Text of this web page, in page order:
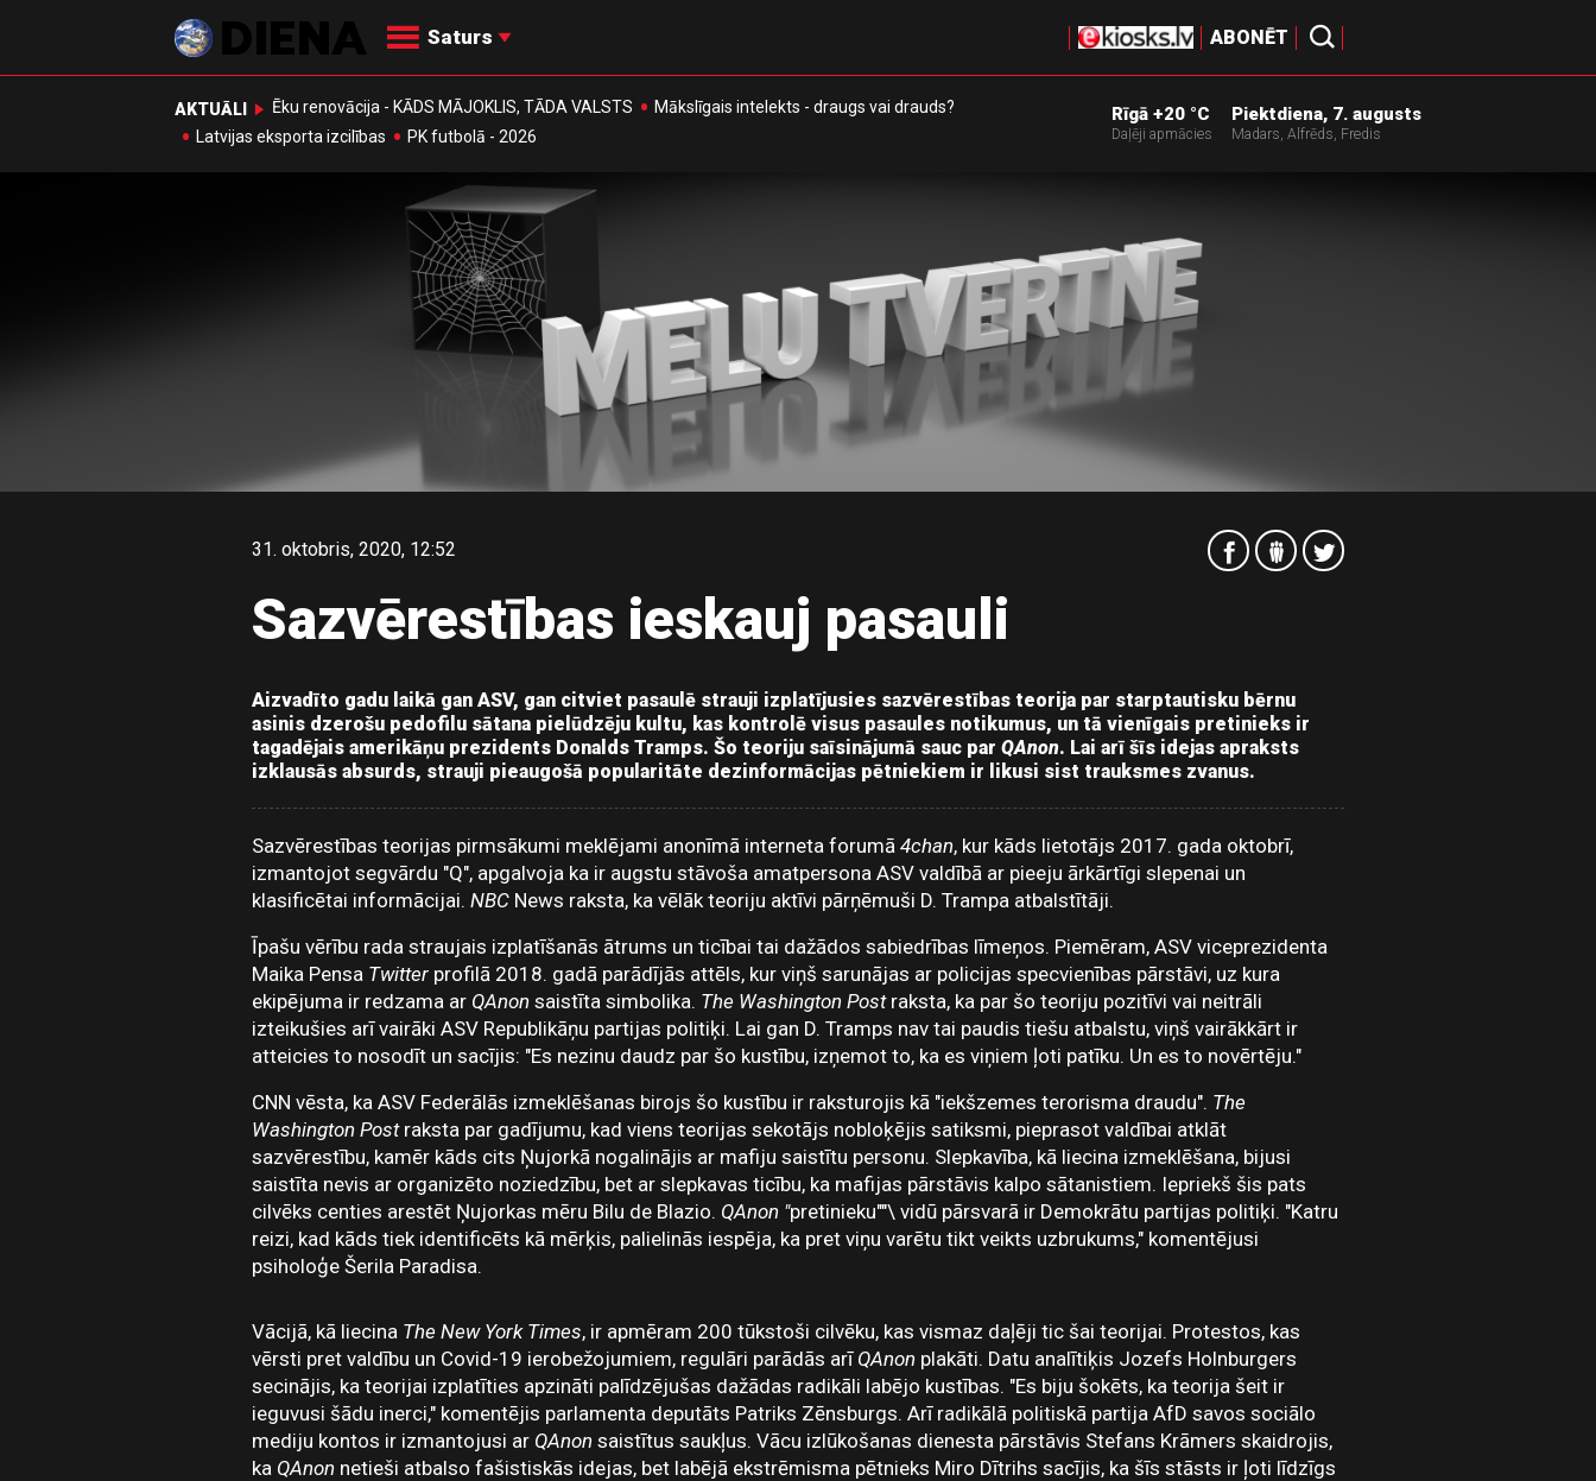
Saturs ABONĒT
AKTUĀLI Ēku renovācija - KĀDS MĀJOKLIS, TĀDA VALSTS
Mākslīgais intelekts - draugs vai drauds?
Latvijas eksporta izcilības
PK futbolā - 2026
Rīgā +20 °C
Daļēji apmācies
Piektdiena, 7. augusts
Madars, Alfrēds, Fredis
31. oktobris, 2020, 12:52
Sazvērestības ieskauj pasauli
Aizvadīto gadu laikā gan ASV, gan citviet pasaulē strauji izplatījusies sazvērestības teorija par starptautisku bērnu
asinis dzerošu pedofilu sātana pielūdzēju kultu, kas kontrolē visus pasaules notikumus, un tā vienīgais pretinieks ir
tagadējais amerikāņu prezidents Donalds Tramps. Šo teoriju saīsinājumā sauc par QAnon. Lai arī šīs idejas apraksts
izklausās absurds, strauji pieaugošā popularitāte dezinformācijas pētniekiem ir likusi sist trauksmes zvanus.
Sazvērestības teorijas pirmsākumi meklējami anonīmā interneta forumā 4chan, kur kāds lietotājs 2017. gada oktobrī,
izmantojot segvārdu "Q", apgalvoja ka ir augstu stāvoša amatpersona ASV valdībā ar pieeju ārkārtīgi slepenai un
klasificētai informācijai. NBC News raksta, ka vēlāk teoriju aktīvi pārņēmuši D. Trampa atbalstītāji.
Īpašu vērību rada straujais izplatīšanās ātrums un ticībai tai dažādos sabiedrības līmeņos. Piemēram, ASV viceprezidenta
Maika Pensa Twitter profilā 2018. gadā parādījās attēls, kur viņš sarunājas ar policijas specvienības pārstāvi, uz kura
ekipējuma ir redzama ar QAnon saistīta simbolika. The Washington Postraksta, ka par šo teoriju pozitīvi vai neitrāli
izteikušies arī vairāki ASV Republikāņu partijas politiķi. Lai gan D. Tramps nav tai paudis tiešu atbalstu, viņš vairākkārt ir
atteicies to nosodīt un sacījis: "Es nezinu daudz par šo kustību, izņemot to, ka es viņiem ļoti patīku. Un es to novērtēju."
CNN vēsta, ka ASV Federālās izmeklēšanas birojs šo kustību ir raksturojis kā "iekšzemes terorisma draudu". The
Washington Postraksta par gadījumu, kad viens teorijas sekotājs nobloķējis satiksmi, pieprasot valdībai atklāt
sazvērestību, kamēr kāds cits Ņujorkā nogalinājis ar mafiju saistītu personu. Slepkavība, kā liecina izmeklēšana, bijusi
saistīta nevis ar organizēto noziedzību, bet ar slepkavas ticību, ka mafijas pārstāvis kalpo sātanistiem. Iepriekš šis pats
cilvēks centies arestēt Ņujorkas mēru Bilu de Blazio. QAnon "pretinieku""\ vidū pārsvarā ir Demokrātu partijas politiķi. "Katru
reizi, kad kāds tiek identificēts kā mērķis, palielinās iespēja, ka pret viņu varētu tikt veikts uzbrukums," komentējusi
psiholoģe Šerila Paradisa.
Vācijā, kā liecina The New York Times, ir apmēram 200 tūkstoši cilvēku, kas vismaz daļēji tic šai teorijai. Protestos, kas
vērsti pret valdību un Covid-19 ierobežojumiem, regulāri parādās arī QAnon plakāti. Datu analītiķis Jozefs Holnburgers
secinājis, ka teorijai izplatīties apzināti palīdzējušas dažādas radikāli labējo kustības. "Es biju šokēts, ka teorija šeit ir
ieguvusi šādu inerci," komentējis parlamenta deputāts Patriks Zēnsburgs. Arī radikālā politiskā partija AfD savos sociālo
mediju kontos ir izmantojusi ar QAnon saistītus saukļus. Vācu izlūkošanas dienesta pārstāvis Stefans Krāmers skaidrojis,
ka QAnon netieši atbalso fašistiskās idejas, bet labējā ekstrēmisma pētnieks Miro Dītrihs sacījis, ka šīs stāsts ir ļoti līdzīgs